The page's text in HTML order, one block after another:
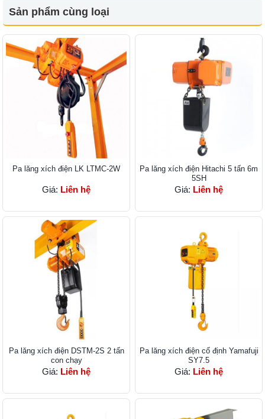
Sản phẩm cùng loại
Pa lăng xích điện LK LTMC-2W
Giá: Liên hệ
Pa lăng xích điện Hitachi 5 tấn 6m
5SH
Giá: Liên hệ
Pa lăng xích điện DSTM-2S 2 tấn
con chạy
Giá: Liên hệ
Pa lăng xích điện cố định Yamafuji
SY7.5
Giá: Liên hệ